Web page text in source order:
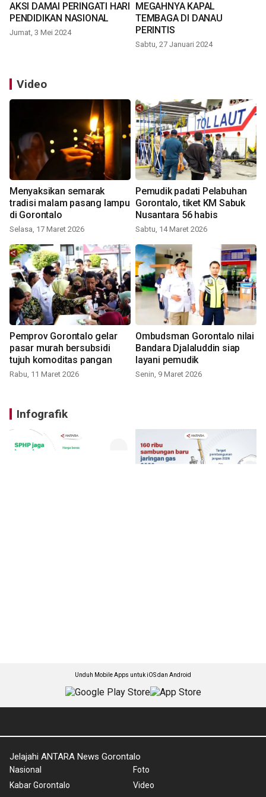
AKSI DAMAI PERINGATI HARI
PENDIDIKAN NASIONAL
Jumat, 3 Mei 2024
MEGAHNYA KAPAL
TEMBAGA DI DANAU
PERINTIS
Sabtu, 27 Januari 2024
Video
Menyaksikan semarak
tradisi malam pasang lampu
di Gorontalo
Selasa, 17 Maret 2026
Pemudik padati Pelabuhan
Gorontalo, tiket KM Sabuk
Nusantara 56 habis
Sabtu, 14 Maret 2026
Pemprov Gorontalo gelar
pasar murah bersubsidi
tujuh komoditas pangan
Rabu, 11 Maret 2026
Ombudsman Gorontalo nilai
Bandara Djalaluddin siap
layani pemudik
Senin, 9 Maret 2026
Infografik
Unduh Mobile Apps untuk iOS dan Android
Jelajahi ANTARA News Gorontalo
Nasional
Kabar Gorontalo
Foto
Video